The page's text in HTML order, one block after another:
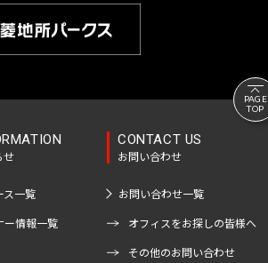
PAGE
TOP
せ
ス一覧
ー情報一覧
CONTACT US
お問い合わせ
お問い合わせ一覧
オフィスをお探しの皆様へ
その他のお問い合わせ